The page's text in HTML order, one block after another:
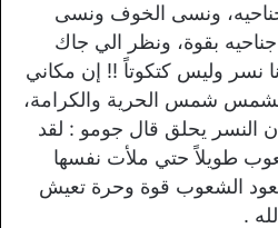
ونسى الخوف ونسى
بقوة، ونظر الي جاك
نسر وليس كتكوتاً !! إن مكاني
شمس الحرية والكرامة،
النسر يحلق قال جومو : لقد
طويلاً حتي ملأت نفسها
الشعوب قوة وحرة تعيش
.